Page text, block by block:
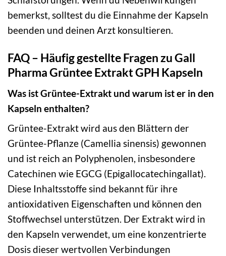
bemerkst, solltest du die Einnahme der Kapseln
beenden und deinen Arzt konsultieren.
FAQ – Häufig gestellte Fragen zu Gall
Pharma Grüntee Extrakt GPH Kapseln
Was ist Grüntee-Extrakt und warum ist er in den
Kapseln enthalten?
Grüntee-Extrakt wird aus den Blättern der
Grüntee-Pflanze (Camellia sinensis) gewonnen
und ist reich an Polyphenolen, insbesondere
Catechinen wie EGCG (Epigallocatechingallat).
Diese Inhaltsstoffe sind bekannt für ihre
antioxidativen Eigenschaften und können den
Stoffwechsel unterstützen. Der Extrakt wird in
den Kapseln verwendet, um eine konzentrierte
Dosis dieser wertvollen Verbindungen